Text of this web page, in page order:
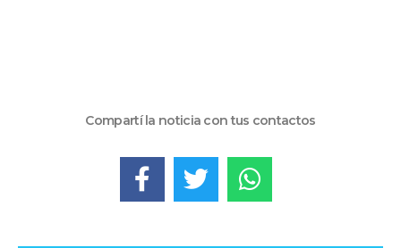
Compartí la noticia con tus contactos